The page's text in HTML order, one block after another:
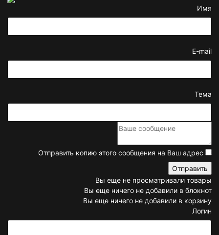
Имя
E-mail
Тема
Отправить копию этого сообщения на Ваш адрес
Вы еще не просматривали товары
Вы еще ничего не добавили в блокнот
Вы еще ничего не добавили в корзину
Логин